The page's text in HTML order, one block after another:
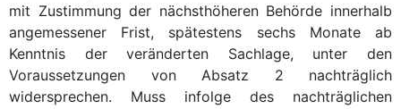
mit Zustimmung der nächsthöheren Behörde innerhalb
angemessener Frist, spätestens sechs Monate ab
Kenntnis der veränderten Sachlage, unter den
Voraussetzungen von Absatz 2 nachträglich
widersprechen. Muss infolge des nachträglichen